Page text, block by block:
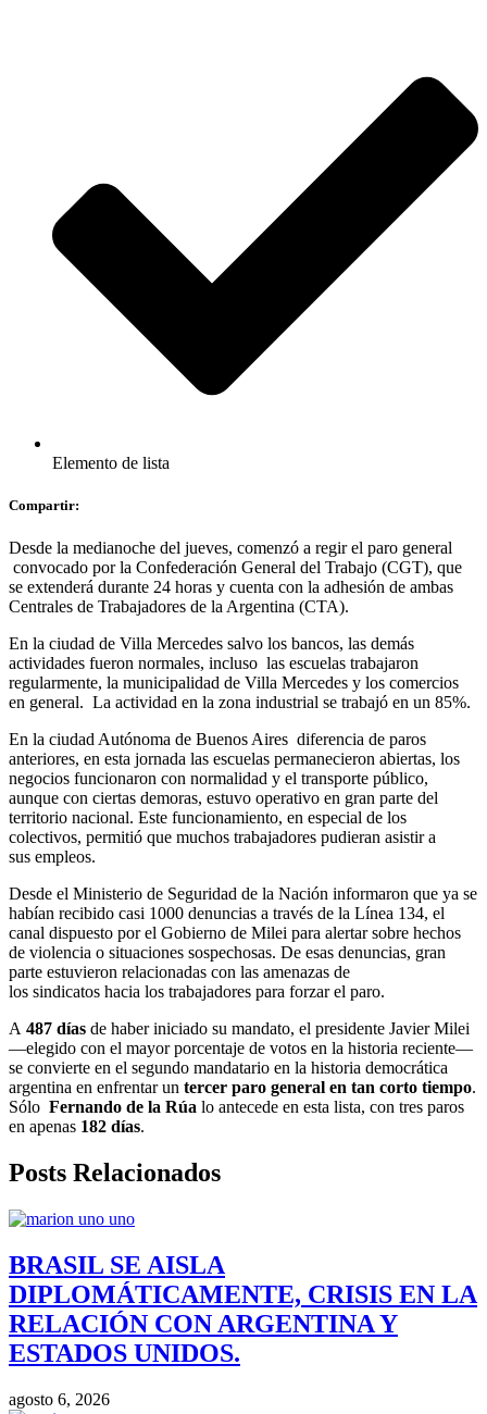
Elemento de lista
Compartir:
Desde la medianoche del jueves, comenzó a regir el paro general
convocado por la Confederación General del Trabajo (CGT), que
se extenderá durante 24 horas y cuenta con la adhesión de ambas
Centrales de Trabajadores de la Argentina (CTA).
En la ciudad de Villa Mercedes salvo los bancos, las demás
actividades fueron normales, incluso las escuelas trabajaron
regularmente, la municipalidad de Villa Mercedes y los comercios
en general. La actividad en la zona industrial se trabajó en un 85%.
En la ciudad Autónoma de Buenos Aires diferencia de paros
anteriores, en esta jornada las escuelas permanecieron abiertas, los
negocios funcionaron con normalidad y el transporte público,
aunque con ciertas demoras, estuvo operativo en gran parte del
territorio nacional. Este funcionamiento, en especial de los
colectivos, permitió que muchos trabajadores pudieran asistir a
sus empleos.
Desde el Ministerio de Seguridad de la Nación informaron que ya se
habían recibido casi 1000 denuncias a través de la Línea 134, el
canal dispuesto por el Gobierno de Milei para alertar sobre hechos
de violencia o situaciones sospechosas. De esas denuncias, gran
parte estuvieron relacionadas con las amenazas de
los sindicatos hacia los trabajadores para forzar el paro.
A 487 días de haber iniciado su mandato, el presidente Javier Milei
—elegido con el mayor porcentaje de votos en la historia reciente—
se convierte en el segundo mandatario en la historia democrática
argentina en enfrentar un tercer paro general en tan corto tiempo.
Sólo Fernando de la Rúa lo antecede en esta lista, con tres paros
en apenas 182 días.
Posts Relacionados
BRASIL SE AISLA
DIPLOMÁTICAMENTE, CRISIS EN LA
RELACIÓN CON ARGENTINA Y
ESTADOS UNIDOS.
agosto 6, 2026